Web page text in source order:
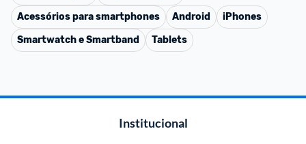
Acessórios para smartphones
Android
iPhones
Smartwatch e Smartband
Tablets
Institucional